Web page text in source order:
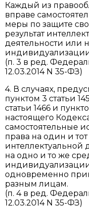
Каждый из
вправе
меры по защите
результат
деятельности или
(п. 3 в ред.
12.03.2014 N 35-ФЗ)
4. В случаях,
пунктом 3 статьи
статьи 1466 и
настоящего
самостоятельные
права на один и тот
интеллектуальной
на одно и то же
одновременно
разным лицам.
(п. 4 в ред.
12.03.2014 N 35-ФЗ)